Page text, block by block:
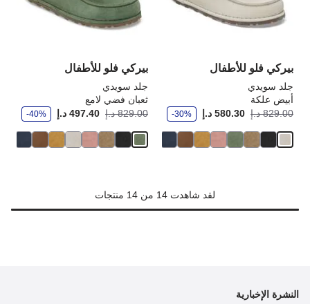
بيركي فلو للأطفال
جلد سويدي
أبيض علكة
كانت:
829.00 د.إ أصبح 580.30 د.إ -30%
تحديث
صورة
بيركي فلو للأطفال
جلد سويدي
ثعبان فضي لامع
829.00 د.إ 497.40 د.إ -40%
لقد شاهدت 14 من 14 منتجات
النشرة الإخبارية